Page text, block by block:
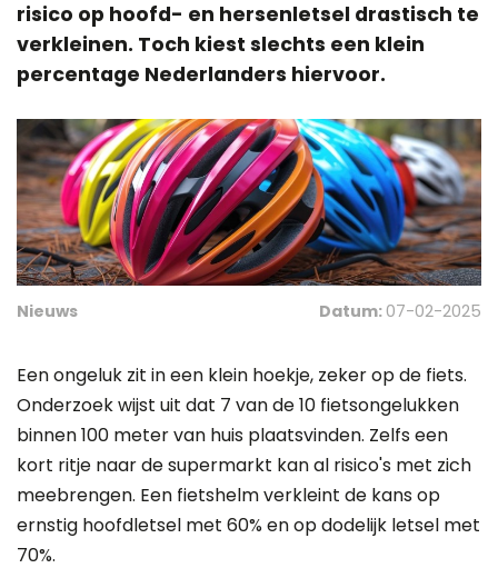
risico op hoofd- en hersenletsel drastisch te
verkleinen. Toch kiest slechts een klein
percentage Nederlanders hiervoor.
Nieuws Datum:07-02-2025
Een ongeluk zit in een klein hoekje, zeker op de fiets.
Onderzoek wijst uit dat 7 van de 10 fietsongelukken
binnen 100 meter van huis plaatsvinden. Zelfs een
kort ritje naar de supermarkt kan al risico's met zich
meebrengen. Een fietshelm verkleint de kans op
ernstig hoofdletsel met 60% en op dodelijk letsel met
70%.